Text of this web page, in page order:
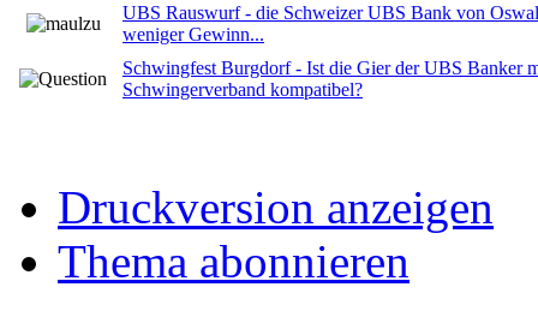
UBS Rauswurf - die Schweizer UBS Bank von
weniger Gewinn...
Schwingfest Burgdorf - Ist die Gier der UBS Banker
Schwingerverband kompatibel?
Druckversion anzeigen
Thema abonnieren